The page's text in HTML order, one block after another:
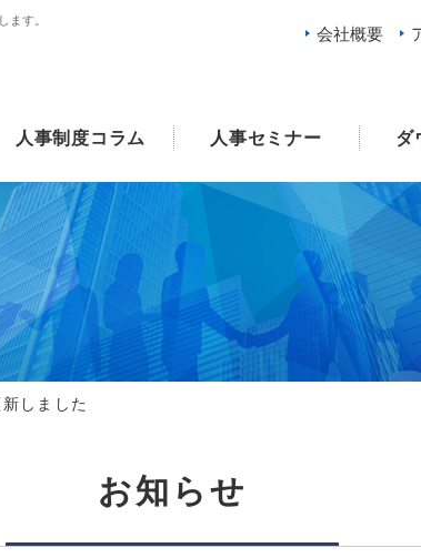
ます。
会社概要
人事制度コラム 人事セミナー ダ
しました
お知らせ